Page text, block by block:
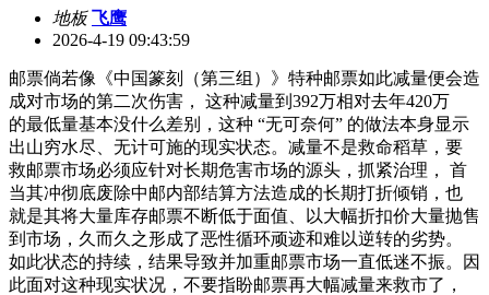
地板 飞鹰
2026-4-19 09:43:59
邮票倘若像《中国篆刻（第三组）》特种邮票如此减量便会造
成对市场的第二次伤害， 这种减量到392万相对去年420万
的最低量基本没什么差别，这种 “无可奈何” 的做法本身显示
出山穷水尽、无计可施的现实状态。减量不是救命稻草，要
救邮票市场必须应针对长期危害市场的源头，抓紧治理， 首
当其冲彻底废除中邮内部结算方法造成的长期打折倾销，也
就是其将大量库存邮票不断低于面值、以大幅折扣价大量抛售
到市场，久而久之形成了恶性循环顽迹和难以逆转的劣势。
如此状态的持续，结果导致并加重邮票市场一直低迷不振。因
此面对这种现实状况，不要指盼邮票再大幅减量来救市了，